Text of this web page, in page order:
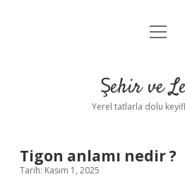
Anasayfa
Yasal
menüyü
Şehir ve
Yerel tatlarla dolu
Tigon anlamı nedir ?
Tarih: Kasım 1, 2025